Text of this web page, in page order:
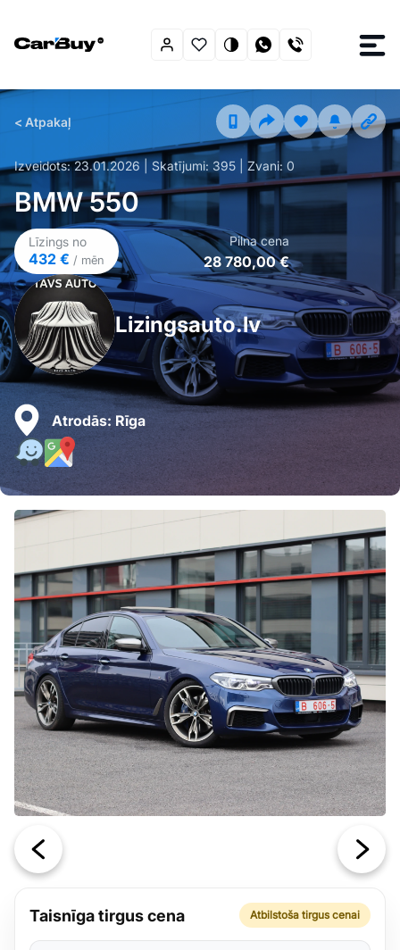
< Atpakaļ
Izveidots:23.01.2026 | Skatījumi: 395 | Zvani: 0
BMW 550
Līzings no
432 € / mēn
Pilna cena
28 780,00 €
Lizingsauto.lv
Atrodās: Rīga
Taisnīga tirgus cena Atbilstoša tirgus cenai